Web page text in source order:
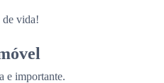
de vida!
e importante.